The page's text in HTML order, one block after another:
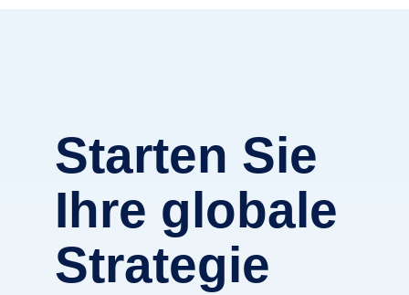
Starten Sie
Ihre globale
Strategie